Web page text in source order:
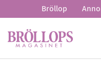
Bröllop